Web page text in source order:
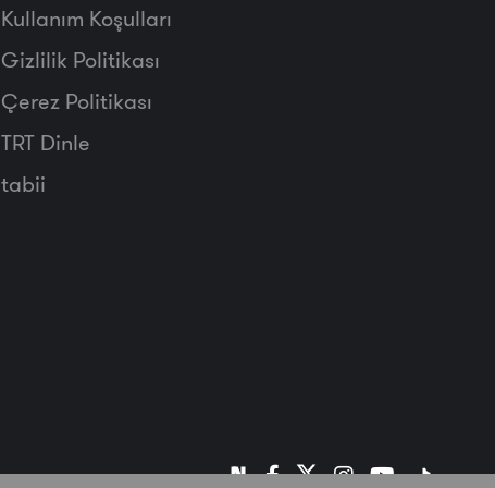
Kullanım Koşulları
Gizlilik Politikası
Çerez Politikası
TRT Dinle
tabii